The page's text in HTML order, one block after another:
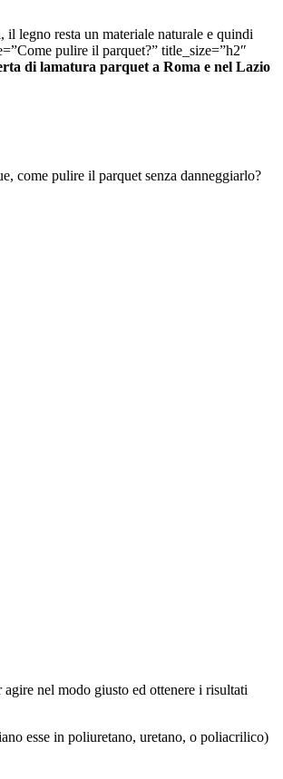
il legno resta un materiale naturale e quindi
pulire il parquet?” title_size=”h2″
di lamatura parquet a Roma e nel Lazio
come pulire il parquet senza danneggiarlo?
nel modo giusto ed ottenere i risultati
esse in poliuretano, uretano, o poliacrilico)